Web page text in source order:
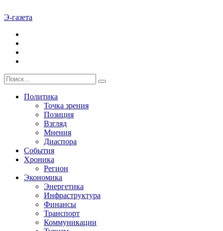
Э-газета
Политика
Точка зрения
Позиция
Взгляд
Мнения
Диаспора
События
Хроника
Регион
Экономика
Энергетика
Инфраструктура
Финансы
Транспорт
Коммуникации